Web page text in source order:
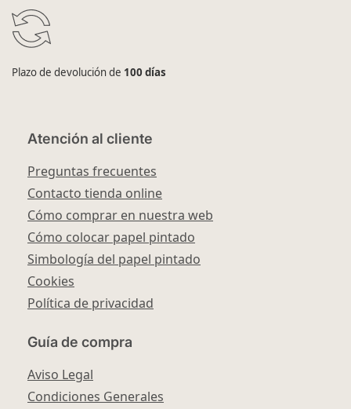
Plazo de devolución de 100 días
Atención al cliente
Preguntas frecuentes
Contacto tienda online
Cómo comprar en nuestra web
Cómo colocar papel pintado
Simbología del papel pintado
Cookies
Política de privacidad
Guía de compra
Aviso Legal
Condiciones Generales